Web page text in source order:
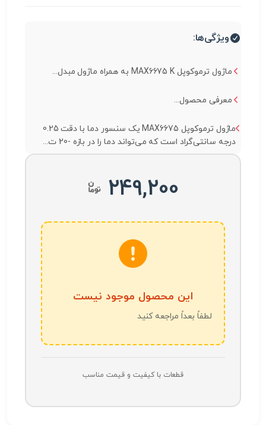
ویژگی‌ها:
ماژول ترموکوپل MAX6675 K به همراه ماژول مبدل...
معرفی محصول...
ماژول ترموکوپل MAX6675 یک سنسور دما با دقت 0.25
درجه سانتی‌گراد است که می‌تواند دما را در بازه -20 ت...
249,200
این محصول موجود نیست
لطفاً بعداً مراجعه کنید
قطعات با کیفیت و قیمت مناسب